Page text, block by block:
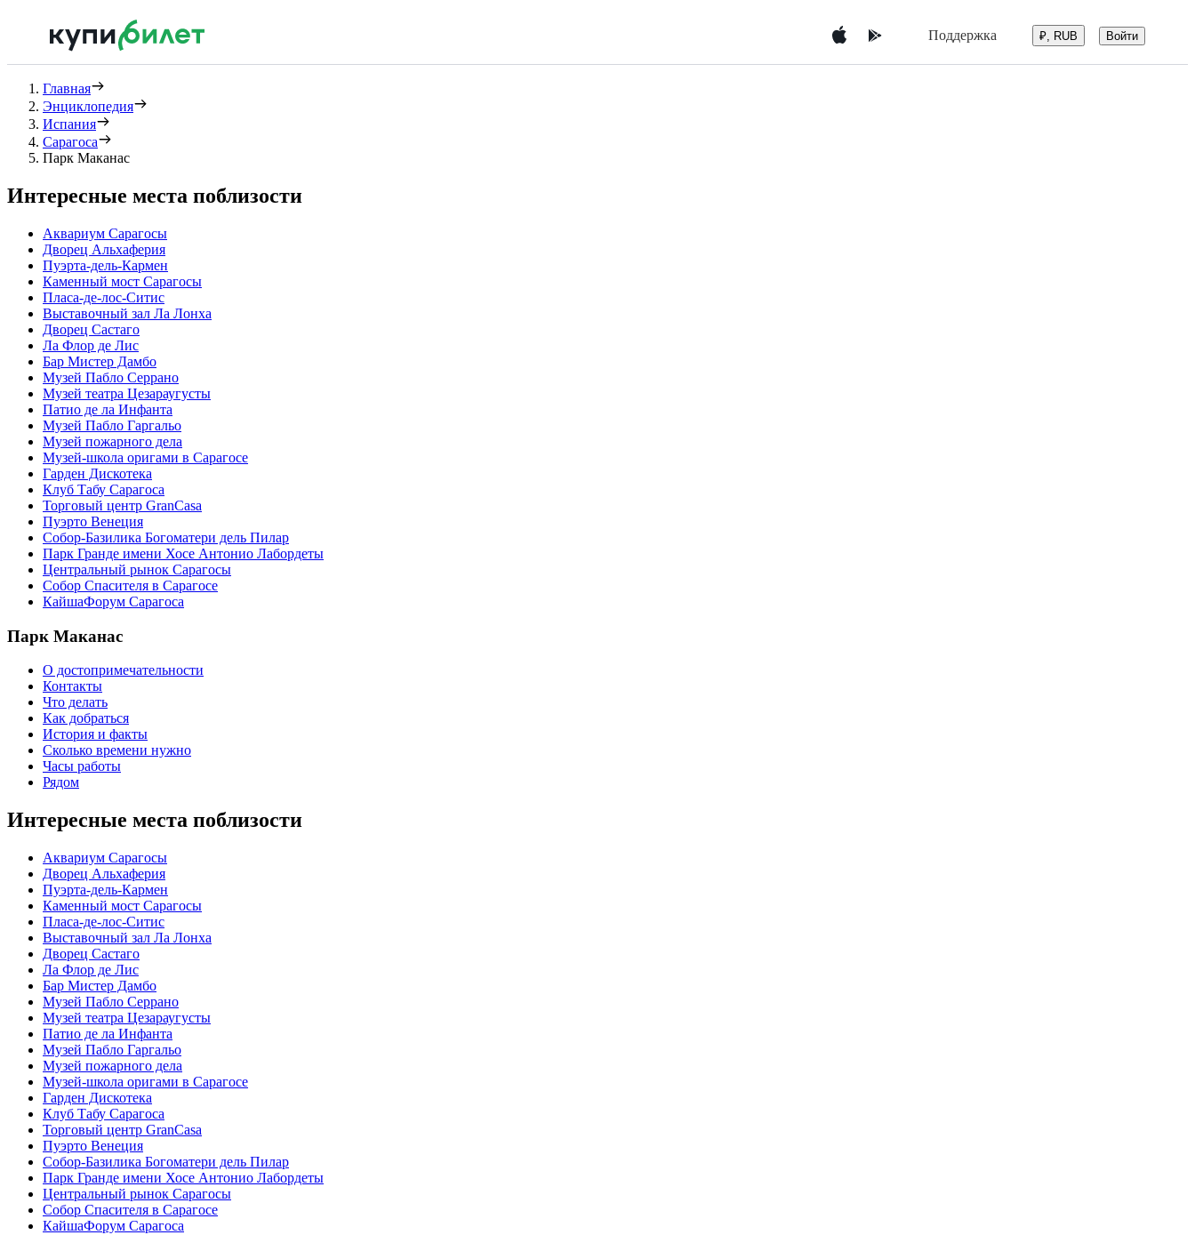
Поддержка ₽, RUB Войти
Главная
Энциклопедия
Испания
Сарагоса
Парк Маканас
Интересные места поблизости
Аквариум Сарагосы
Дворец Альхаферия
Пуэрта-дель-Кармен
Каменный мост Сарагосы
Пласа-де-лос-Ситис
Выставочный зал Ла Лонха
Дворец Састагo
Ла Флор де Лис
Бар Мистер Дамбо
Музей Пабло Серрано
Музей театра Цезараугусты
Патио де ла Инфанта
Музей Пабло Гаргальо
Музей пожарного дела
Музей-школа оригами в Сарагосе
Гарден Дискотека
Клуб Табу Сарагоса
Торговый центр GranCasa
Пуэрто Венеция
Собор-Базилика Богоматери дель Пилар
Парк Гранде имени Хосе Антонио Лабордеты
Центральный рынок Сарагосы
Собор Спасителя в Сарагосе
КайшаФорум Сарагоса
Парк Маканас
О достопримечательности
Контакты
Что делать
Как добраться
История и факты
Сколько времени нужно
Часы работы
Рядом
Интересные места поблизости
Аквариум Сарагосы
Дворец Альхаферия
Пуэрта-дель-Кармен
Каменный мост Сарагосы
Пласа-де-лос-Ситис
Выставочный зал Ла Лонха
Дворец Састагo
Ла Флор де Лис
Бар Мистер Дамбо
Музей Пабло Серрано
Музей театра Цезараугусты
Патио де ла Инфанта
Музей Пабло Гаргальо
Музей пожарного дела
Музей-школа оригами в Сарагосе
Гарден Дискотека
Клуб Табу Сарагоса
Торговый центр GranCasa
Пуэрто Венеция
Собор-Базилика Богоматери дель Пилар
Парк Гранде имени Хосе Антонио Лабордеты
Центральный рынок Сарагосы
Собор Спасителя в Сарагосе
КайшаФорум Сарагоса